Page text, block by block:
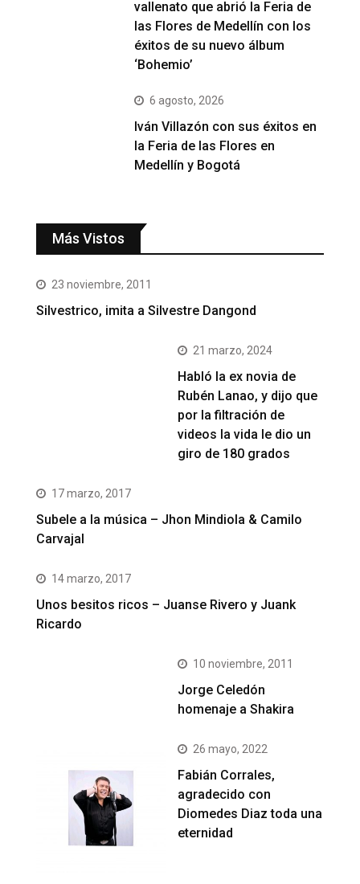
vallenato que abrió la Feria de
las Flores de Medellín con los
éxitos de su nuevo álbum
‘Bohemio’
6 agosto, 2026
Iván Villazón con sus éxitos en
la Feria de las Flores en
Medellín y Bogotá
Más Vistos
23 noviembre, 2011
Silvestrico, imita a Silvestre Dangond
21 marzo, 2024
Habló la ex novia de
Rubén Lanao, y dijo que
por la filtración de
videos la vida le dio un
giro de 180 grados
17 marzo, 2017
Subele a la música – Jhon Mindiola & Camilo
Carvajal
14 marzo, 2017
Unos besitos ricos – Juanse Rivero y Juank
Ricardo
10 noviembre, 2011
Jorge Celedón
homenaje a Shakira
26 mayo, 2022
Fabián Corrales,
agradecido con
Diomedes Diaz toda una
eternidad